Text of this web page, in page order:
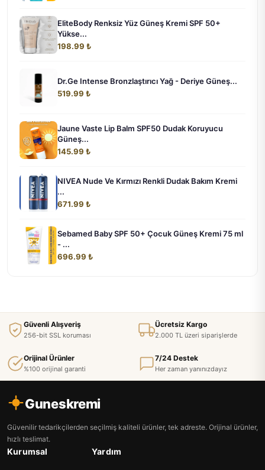
EliteBody Renksiz Yüz Güneş Kremi SPF 50+
Yükse...
198.99 ₺
Dr.Ge Intense Bronzlaştırıcı Yağ - Deriye Güneş...
519.99 ₺
Jaune Vaste Lip Balm SPF50 Dudak Koruyucu
Güneş...
145.99 ₺
NIVEA Nude Ve Kırmızı Renkli Dudak Bakım Kremi
...
671.99 ₺
Sebamed Baby SPF 50+ Çocuk Güneş Kremi 75 ml
- ...
696.99 ₺
Güvenli Alışveriş
256-bit SSL koruması
Ücretsiz Kargo
2.000 TL üzeri siparişlerde
Orijinal Ürünler
%100 orijinal garanti
7/24 Destek
Her zaman yanınızdayız
Guneskremi
Güvenilir tedarikçilerden seçilmiş kaliteli ürünler, tek adreste. Orijinal ürünler,
hızlı teslimat.
Kurumsal Yardım